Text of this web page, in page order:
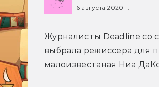
6 августа 2020 г.
Журналисты Deadline со
выбрала режиссера для
малоизвестаная Ниа